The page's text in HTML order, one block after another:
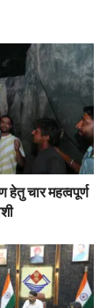
चार महत्वपूर्ण